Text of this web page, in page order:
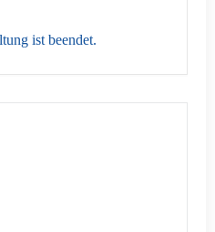
ist beendet.